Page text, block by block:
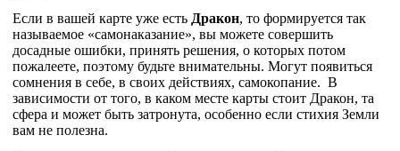
Если в вашей карте уже есть Дракон, то формируется так
называемое «самонаказание», вы можете совершить
досадные ошибки, принять решения, о которых потом
пожалеете, поэтому будьте внимательны. Могут появиться
сомнения в себе, в своих действиях, самокопание. В
зависимости от того, в каком месте карты стоит Дракон, та
сфера и может быть затронута, особенно если стихия Земли
вам не полезна.